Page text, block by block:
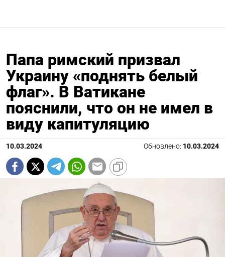
Папа римский призвал
Украину «поднять белый
флаг». В Ватикане
пояснили, что он не имел в
виду капитуляцию
10.03.2024 Обновлено: 10.03.2024